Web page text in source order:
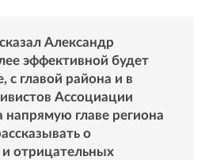
Александр
эффективной будет
с главой района и в
Ассоциации
напрямую главе региона
о
отрицательных